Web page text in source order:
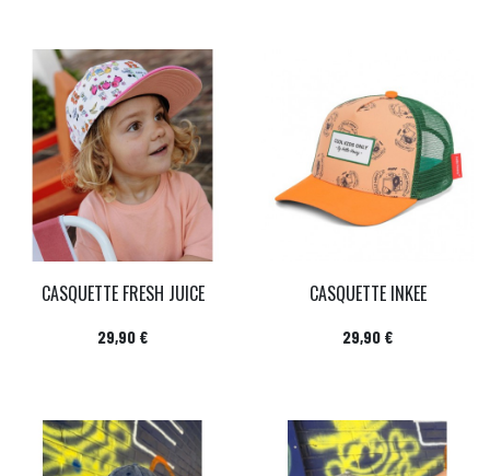
CASQUETTE FRESH JUICE
Prix
29,90 €
CASQUETTE INKEE
Prix
29,90 €